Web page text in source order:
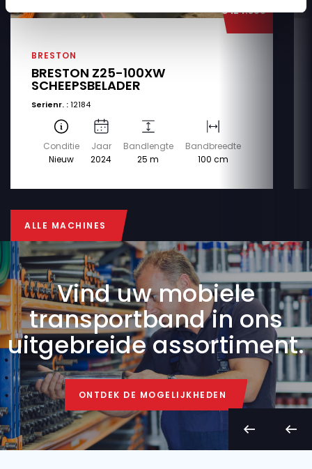
€ 124.500
BRESTON
BRESTON Z25-100XW
SCHEEPSBELADER
Serienr. :12184
Conditie
Nieuw
Jaar
2024
Bandlengte
25 m
Bandbreedte
100 cm
ALLE MACHINES
Vind uw mobiele
transportband in ons
uitgebreide assortiment.
ONTDEK DE MOGELIJKHEDEN